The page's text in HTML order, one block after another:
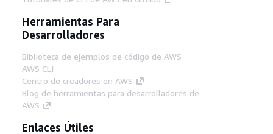
Herramientas Para
Desarrolladores
Biblioteca de ejemplos de código de AWS
AWS CLI
Centro de creadores en AWS
Blog de herramientas para desarrolladores de
AWS
Enlaces Útiles